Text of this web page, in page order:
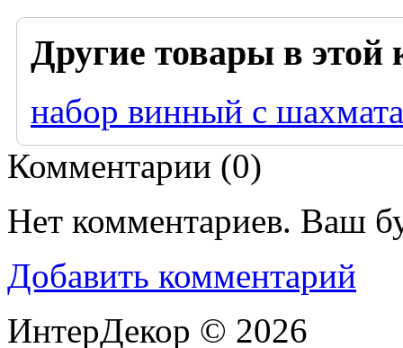
Другие товары в этой
набор винный с
Комментарии (0)
Нет комментариев. Ваш
Добавить комментарий
ИнтерДекор © 2026